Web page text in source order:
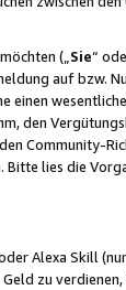
(„Sie“
auf bzw.
einen
den
Community-
Bitte lies die
Alexa Skill
Geld zu